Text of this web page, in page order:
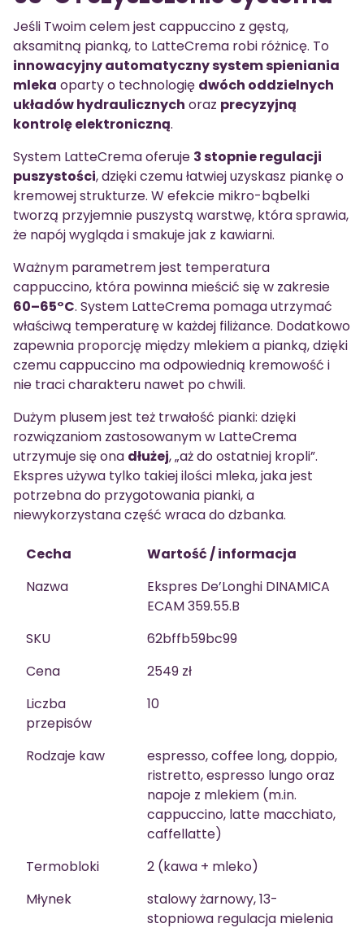
Jeśli Twoim celem jest cappuccino z gęstą,
aksamitną pianką, to LatteCrema robi różnicę. To
innowacyjny automatyczny system spieniania
mleka oparty o technologię dwóch oddzielnych
układów hydraulicznych oraz precyzyjną
kontrolę elektroniczną.
System LatteCrema oferuje 3 stopnie regulacji
puszystości, dzięki czemu łatwiej uzyskasz piankę o
kremowej strukturze. W efekcie mikro-bąbelki
tworzą przyjemnie puszystą warstwę, która sprawia,
że napój wygląda i smakuje jak z kawiarni.
Ważnym parametrem jest temperatura
cappuccino, która powinna mieścić się w zakresie
60–65°C. System LatteCrema pomaga utrzymać
właściwą temperaturę w każdej filiżance. Dodatkowo
zapewnia proporcję między mlekiem a pianką, dzięki
czemu cappuccino ma odpowiednią kremowość i
nie traci charakteru nawet po chwili.
Dużym plusem jest też trwałość pianki: dzięki
rozwiązaniom zastosowanym w LatteCrema
utrzymuje się ona dłużej, „aż do ostatniej kropli”.
Ekspres używa tylko takiej ilości mleka, jaka jest
potrzebna do przygotowania pianki, a
niewykorzystana część wraca do dzbanka.
Cecha
Wartość / informacja
Nazwa
Ekspres De’Longhi DINAMICA
ECAM 359.55.B
SKU
62bffb59bc99
Cena
2549 zł
Liczba
przepisów
10
Rodzaje kaw
espresso, coffee long, doppio,
ristretto, espresso lungo oraz
napoje z mlekiem (m.in.
cappuccino, latte macchiato,
caffellatte)
Termobloki
2 (kawa + mleko)
Młynek
stalowy żarnowy, 13-
stopniowa regulacja mielenia